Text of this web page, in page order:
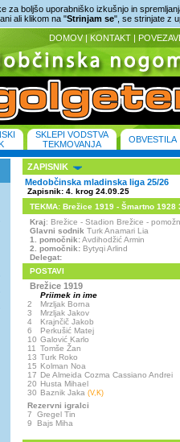
za boljšo uporabniško izkušnjo in
ali klikom na "Strinjam se", se strinjate z
DOMOV | KONTAKT |
SKLEPI VODSTVA
TEKMOVANJA
OBVESTILA
ZAPISNIK
Medobčinska mladinska liga 25/26
Zapisnik: 4. krog 24.09.25
TEKMA: Brežice 1919 - Šmartno 1928
Kraj: Brežice - Stadion Brežice -
Glavni sodnik Turk Anamari Lia
1. pomočnik:Avdihodžić Armin
2. pomočnik: Bytyqi Arlind
Delegat:
POSTAVI
Brežice 1919
Priimek in ime
2
Mrzljak Borna
3
Mrzljak Jakov
4
Krajnčič Jakob
6
Perkušić Matej
10 Galović Karlo
11
Tomše Žan
13 Turk Roko
15 Kolman Noa
17 De Almeida Cozma Cassiano Andrei
20 Husta Mihael
30 Baznik Jaka (V,K)
Rezervni igralci
7
Gregel Tin
9
Bajs Miha